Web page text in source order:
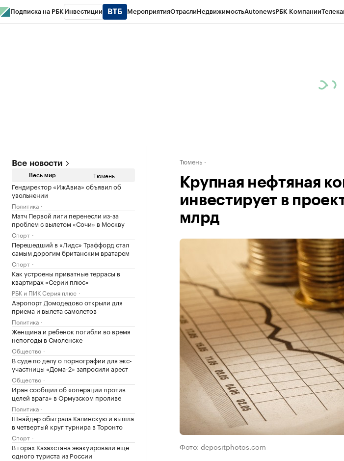
Подписка на РБК Инвестиции МероприятияОтраслиНедвижимостьAutonewsРБК Компании
Все новости
Весь мир Тюмень
Гендиректор «ИжАвиа» объявил об
увольнении
Политика
Матч Первой лиги перенесли из-за
проблем с вылетом «Сочи» в Москву
Спорт
Перешедший в «Лидс» Траффорд стал
самым дорогим британским вратарем
Спорт
Как устроены приватные террасы в
квартирах «Серии плюс»
РБК и ПИК Серия плюс
Аэропорт Домодедово открыли для
приема и вылета самолетов
Политика
Женщина и ребенок погибли во время
непогоды в Смоленске
Общество
В суде по делу о порнографии для экс-
участницы «Дома-2» запросили арест
Общество
Иран сообщил об «операции против
целей врага» в Ормузском проливе
Политика
Шнайдер обыграла Калинскую и вышла
в четвертый круг турнира в Торонто
Спорт
В горах Казахстана эвакуировали еще
одного туриста из России
Тюмень
Крупная нефтяная
инвестирует в
млрд
Фото: depositphotos.com